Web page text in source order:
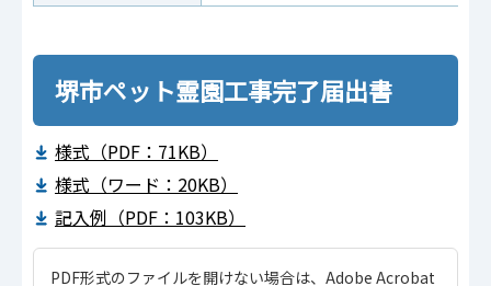
堺市ペット霊園工事完了届出書
様式（PDF：71KB）
様式（ワード：20KB）
記入例（PDF：103KB）
PDF形式のファイルを開けない場合は、Adobe Acrobat